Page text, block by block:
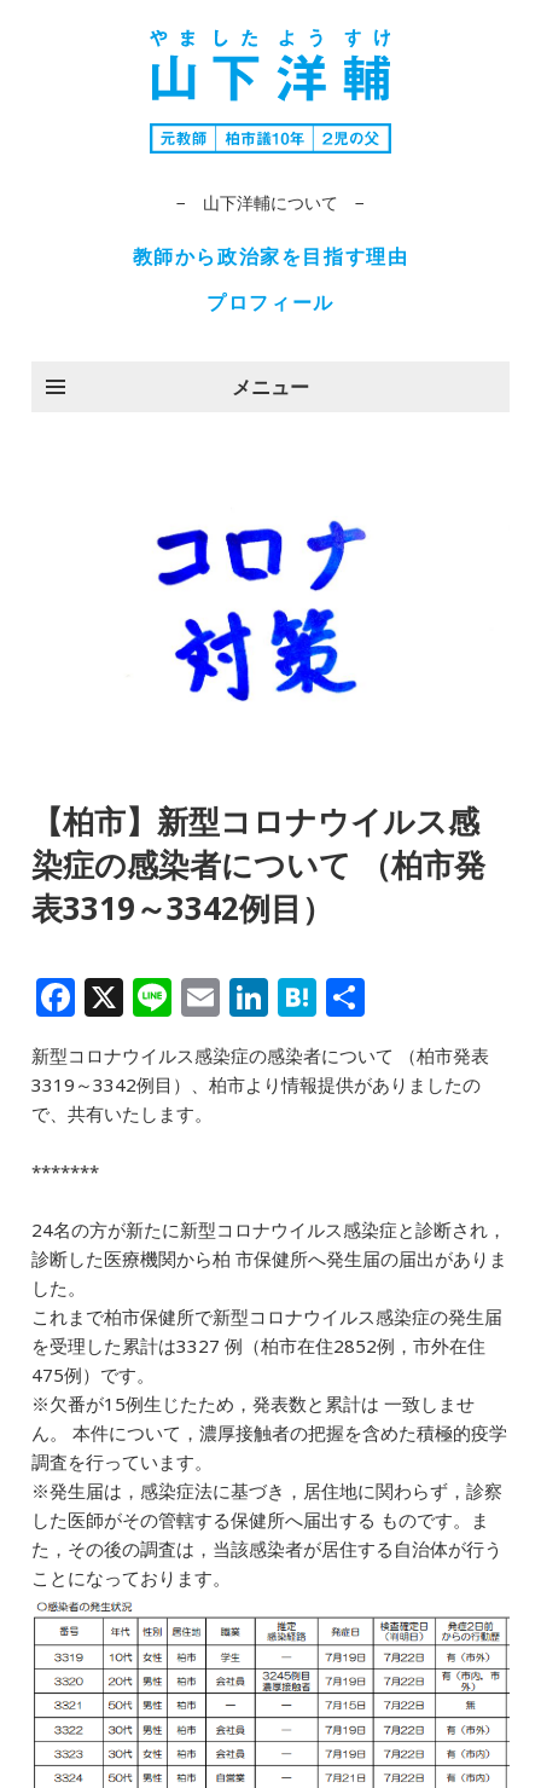
− 山下洋輔について −
教師から政治家を目指す理由
プロフィール
メニュー
【柏市】新型コロナウイルス感
染症の感染者について （柏市発
表3319～3342例目）
F
c
e
b
o
o
k
X Li
n
e
E
m
ai
Li
n
k
e
H
at
e
有
新型コロナウイルス感染症の感染者について （柏市発表
3319～3342例目）、柏市より情報提供がありましたの
で、共有いたします。
*******
24名の方が新たに新型コロナウイルス感染症と診断され，
診断した医療機関から柏 市保健所へ発生届の届出がありま
した。
これまで柏市保健所で新型コロナウイルス感染症の発生届
を受理した累計は3327 例（柏市在住2852例，市外在住
475例）です。
※欠番が15例生じたため，発表数と累計は 一致しませ
ん。 本件について，濃厚接触者の把握を含めた積極的疫学
調査を行っています。
※発生届は，感染症法に基づき，居住地に関わらず，診察
した医師がその管轄する保健所へ届出する ものです。ま
た，その後の調査は，当該感染者が居住する自治体が行う
ことになっております。